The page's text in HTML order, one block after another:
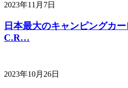
2023年11月7日
日本最大のキャンピングカ
C.R…
2023年10月26日